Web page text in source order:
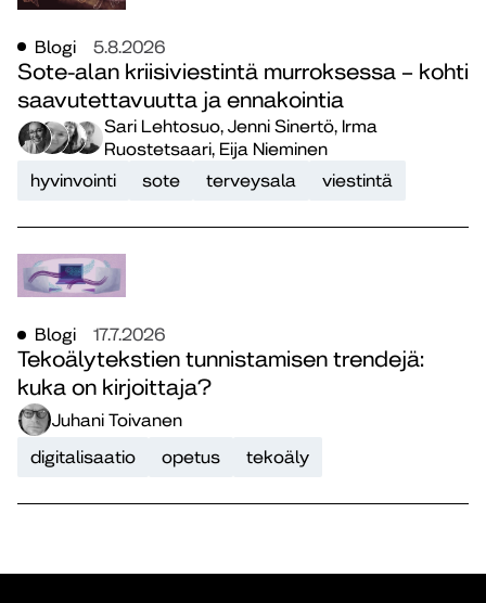
Blogi 5.8.2026
Sote-alan kriisiviestintä murroksessa – kohti
saavutettavuutta ja ennakointia
Sari Lehtosuo, Jenni Sinertö, Irma
Ruostetsaari, Eija Nieminen
hyvinvointi
sote terveysala viestintä
Blogi 17.7.2026
Tekoälytekstien tunnistamisen trendejä:
kuka on kirjoittaja?
Juhani Toivanen
digitalisaatio
opetus tekoäly